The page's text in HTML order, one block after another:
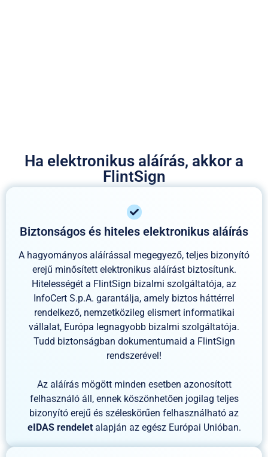
Ha elektronikus aláírás, akkor a
FlintSign
Biztonságos és hiteles elektronikus aláírás
A hagyományos aláírással megegyező, teljes bizonyító
erejű minősített elektronikus aláírást biztosítunk.
Hitelességét a FlintSign bizalmi szolgáltatója, az
InfoCert S.p.A. garantálja, amely biztos háttérrel
rendelkező, nemzetközileg elismert informatikai
vállalat, Európa legnagyobb bizalmi szolgáltatója.
Tudd biztonságban dokumentumaid a FlintSign
rendszerével!
Az aláírás mögött minden esetben azonosított
felhasználó áll, ennek köszönhetően jogilag teljes
bizonyító erejű és széleskörűen felhasználható az
eIDAS rendeletalapján az egész Európai Unióban.